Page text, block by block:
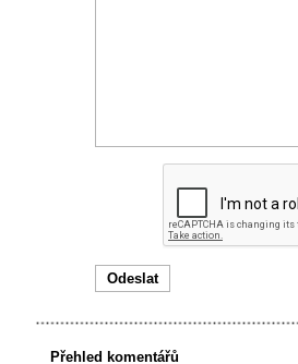
Přehled komentářů